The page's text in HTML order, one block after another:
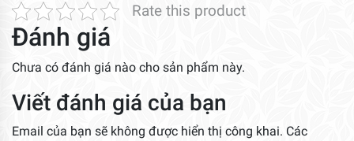
Rate this product
Đánh giá
Chưa có đánh giá nào cho sản phẩm này.
Viết đánh giá của bạn
Email của bạn sẽ không được hiển thị công khai. Các